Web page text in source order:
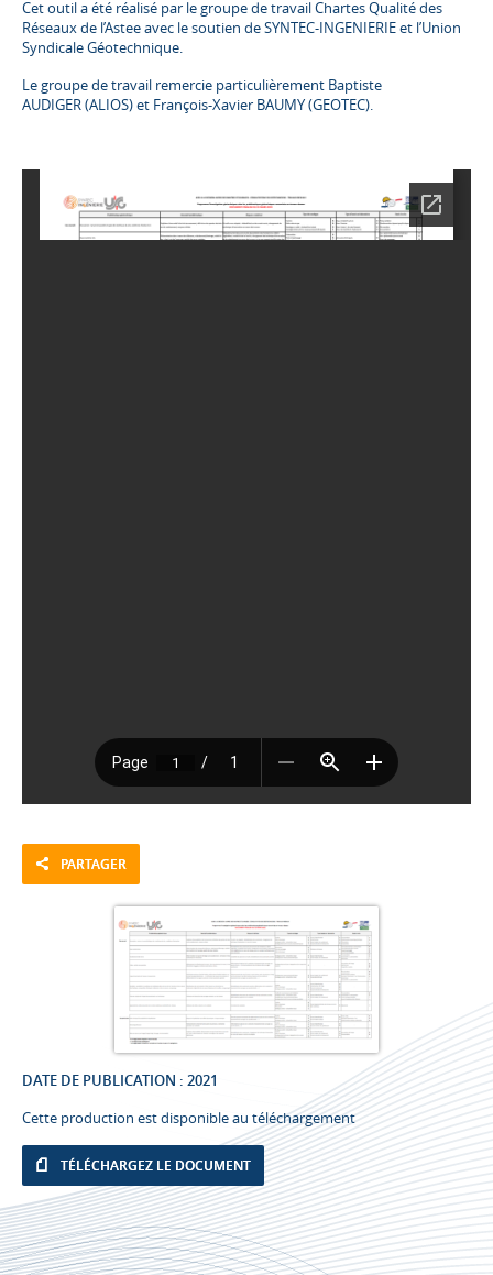
Cet outil a été réalisé par le groupe de travail Chartes Qualité des
Réseaux de l’Astee avec le soutien de SYNTEC-INGENIERIE et l’Union
Syndicale Géotechnique.
Le groupe de travail remercie particulièrement Baptiste
AUDIGER (ALIOS) et François-Xavier BAUMY (GEOTEC).
PARTAGER
DATE DE PUBLICATION : 2021
Cette production est disponible au téléchargement
TÉLÉCHARGEZ LE DOCUMENT